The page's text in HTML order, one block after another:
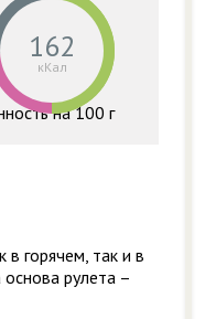
162
кКал
на 100 г
горячем, так и в
рулета –